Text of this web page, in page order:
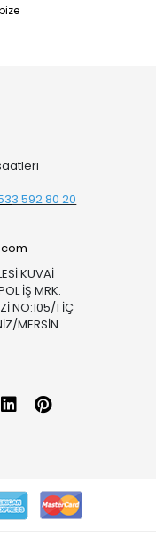
3 592 80 20
KUVAİ
İŞ MRK.
NO:105/1 İÇ
MERSİN